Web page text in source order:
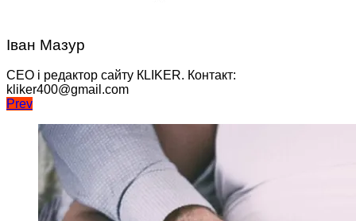
Іван Мазур
CEO і редактор сайту КLIKER. Контакт:
kliker400@gmail.com
Навігація
записів
Prev